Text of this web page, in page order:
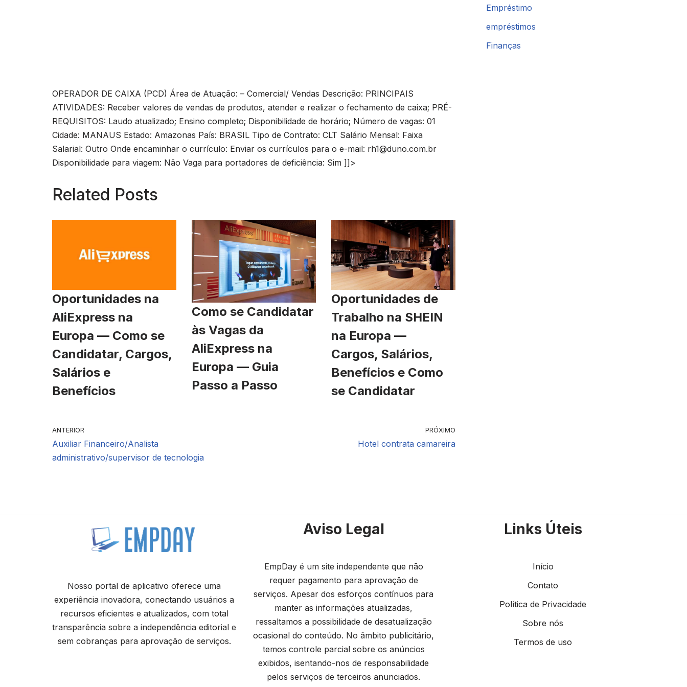
OPERADOR DE CAIXA (PCD) Área de Atuação: – Comercial/ Vendas Descrição: PRINCIPAIS
ATIVIDADES: Receber valores de vendas de produtos, atender e realizar o fechamento de caixa; PRÉ-
REQUISITOS: Laudo atualizado; Ensino completo; Disponibilidade de horário; Número de vagas: 01
Cidade: MANAUS Estado: Amazonas País: BRASIL Tipo de Contrato: CLT Salário Mensal: Faixa
Salarial: Outro Onde encaminhar o currículo: Enviar os currículos para o e-mail: rh1@duno.com.br
Disponibilidade para viagem: Não Vaga para portadores de deficiência: Sim ]]>
Related Posts
Oportunidades na
AliExpress na
Europa — Como se
Candidatar, Cargos,
Salários e
Benefícios
Como se Candidatar
às Vagas da
AliExpress na
Europa — Guia
Passo a Passo
Oportunidades de
Trabalho na SHEIN
na Europa —
Cargos, Salários,
Benefícios e Como
se Candidatar
ANTERIOR
Auxiliar Financeiro/Analista
administrativo/supervisor de tecnologia
PRÓXIMO
Hotel contrata camareira
Empréstimo
empréstimos
Finanças
Nosso portal de aplicativo oferece uma
experiência inovadora, conectando usuários a
recursos eficientes e atualizados, com total
transparência sobre a independência editorial e
sem cobranças para aprovação de serviços.
Aviso Legal
EmpDay é um site independente que não
requer pagamento para aprovação de
serviços. Apesar dos esforços contínuos para
manter as informações atualizadas,
ressaltamos a possibilidade de desatualização
ocasional do conteúdo. No âmbito publicitário,
temos controle parcial sobre os anúncios
exibidos, isentando-nos de responsabilidade
pelos serviços de terceiros anunciados.
Links Úteis
Início
Contato
Política de Privacidade
Sobre nós
Termos de uso